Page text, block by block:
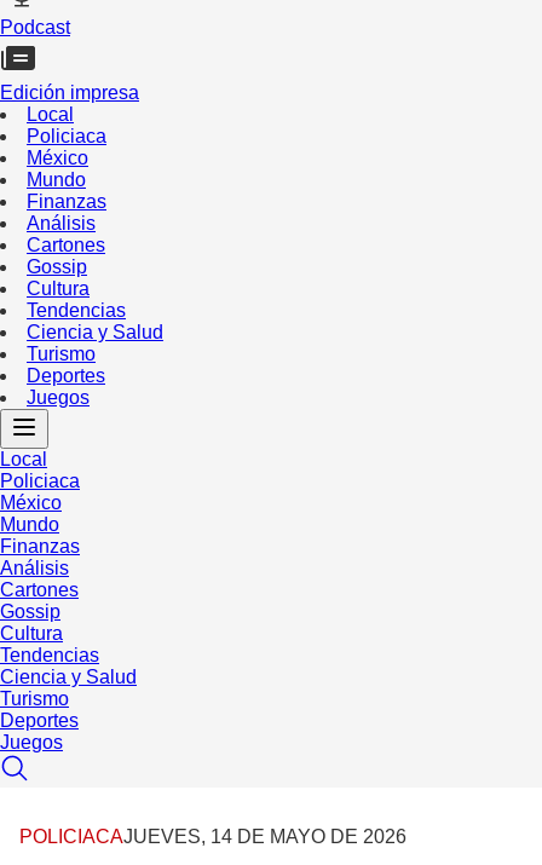
Podcast
Edición impresa
Local
Policiaca
México
Mundo
Finanzas
Análisis
Cartones
Gossip
Cultura
Tendencias
Ciencia y Salud
Turismo
Deportes
Juegos
Local
Policiaca
México
Mundo
Finanzas
Análisis
Cartones
Gossip
Cultura
Tendencias
Ciencia y Salud
Turismo
Deportes
Juegos
POLICIACAJUEVES, 14 DE MAYO DE 2026